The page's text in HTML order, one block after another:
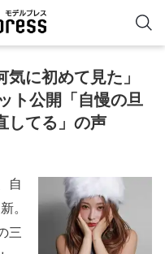
に初めて見た」
ト公開「自慢の旦
してる」の声
自
。
三